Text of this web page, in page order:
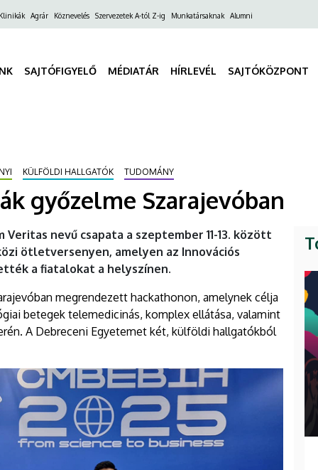
Agrár Köznevelés Szervezetek A-tól Z-ig Munkatársaknak Alumni
SAJTÓFIGYELŐ MÉDIATÁR HÍRLEVÉL SAJTÓKÖZPONT
KÜLFÖLDI HALLGATÓK TUDOMÁNY
győzelme Szarajevóban
nevű csapata a szeptember 11-13. között
ötletversenyen, amelyen az Innovációs
a fiatalokat a helyszínen.
megrendezett hackathonon, amelynek célja
betegek telemedicinás, komplex ellátása, valamint
A Debreceni Egyetemet két, külföldi hallgatókból